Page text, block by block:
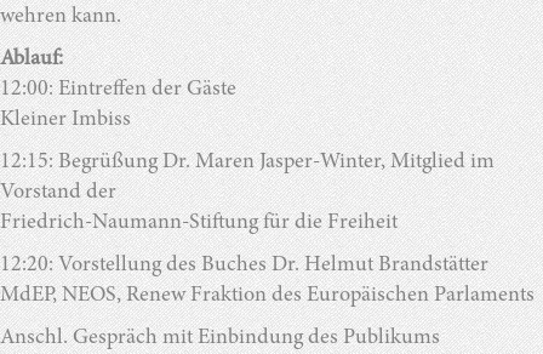
wehren kann.
Ablauf:
12:00: Eintreffen der Gäste
Kleiner Imbiss
12:15: Begrüßung Dr. Maren Jasper-Winter, Mitglied im
Vorstand der
Friedrich-Naumann-Stiftung für die Freiheit
12:20: Vorstellung des Buches Dr. Helmut Brandstätter
MdEP, NEOS, Renew Fraktion des Europäischen Parlaments
Anschl. Gespräch mit Einbindung des Publikums